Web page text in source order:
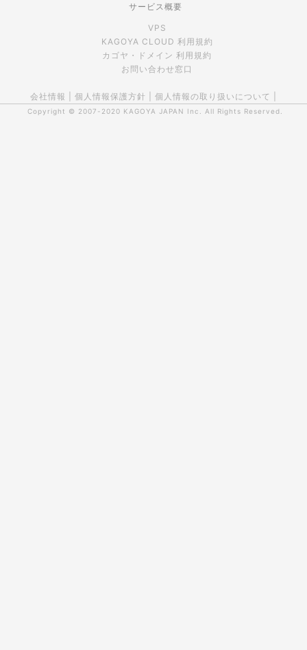
サービス概要
VPS
KAGOYA CLOUD 利用規約
カゴヤ・ドメイン 利用規約
お問い合わせ窓口
会社情報 個人情報保護方針 個人情報の取り扱いについて
Copyright © 2007-2020 KAGOYA JAPAN Inc. All Rights Reserved.